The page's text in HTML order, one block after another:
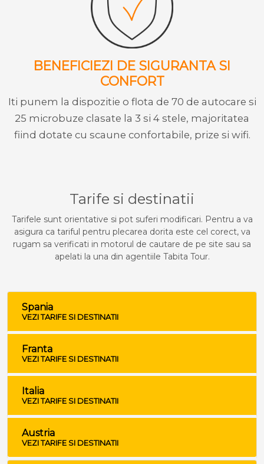
BENEFICIEZI DE SIGURANTA SI
CONFORT
Iti punem la dispozitie o flota de 70 de autocare si
25 microbuze clasate la 3 si 4 stele, majoritatea
fiind dotate cu scaune confortabile, prize si wifi.
Tarife si destinatii
Tarifele sunt orientative si pot suferi modificari. Pentru a va
asigura ca tariful pentru plecarea dorita este cel corect, va
rugam sa verificati in motorul de cautare de pe site sau sa
apelati la una din agentiile Tabita Tour.
Spania
VEZI TARIFE SI DESTINATII
Franta
VEZI TARIFE SI DESTINATII
Italia
VEZI TARIFE SI DESTINATII
Austria
VEZI TARIFE SI DESTINATII